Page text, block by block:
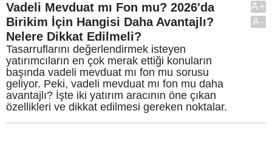
Vadeli Mevduat mı Fon mu? 2026'da
Birikim İçin Hangisi Daha Avantajlı?
Nelere Dikkat Edilmeli?
Tasarruflarını değerlendirmek isteyen
yatırımcıların en çok merak ettiği konuların
başında vadeli mevduat mı fon mu sorusu
geliyor. Peki, vadeli mevduat mı fon mu daha
avantajlı? İşte iki yatırım aracının öne çıkan
özellikleri ve dikkat edilmesi gereken noktalar.
A+
A-